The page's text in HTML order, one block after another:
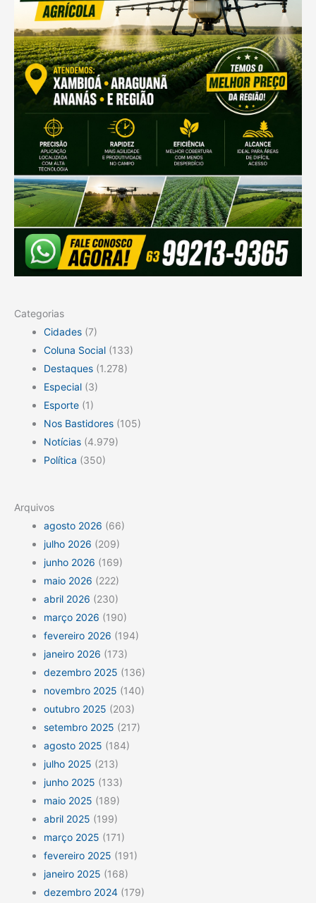
Categorias
Cidades (7)
Coluna Social (133)
Destaques (1.278)
Especial (3)
Esporte (1)
Nos Bastidores (105)
Notícias (4.979)
Política (350)
Arquivos
agosto 2026 (66)
julho 2026 (209)
junho 2026 (169)
maio 2026 (222)
abril 2026 (230)
março 2026 (190)
fevereiro 2026 (194)
janeiro 2026 (173)
dezembro 2025 (136)
novembro 2025 (140)
outubro 2025 (203)
setembro 2025 (217)
agosto 2025 (184)
julho 2025 (213)
junho 2025 (133)
maio 2025 (189)
abril 2025 (199)
março 2025 (171)
fevereiro 2025 (191)
janeiro 2025 (168)
dezembro 2024 (179)